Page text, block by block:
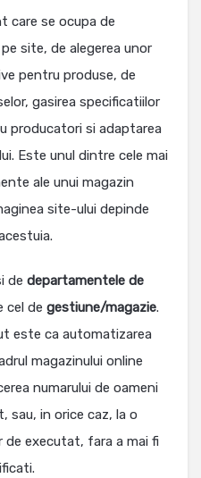
care se ocupa de
site, de alegerea unor
pentru produse, de
gasirea specificatiilor
producatori si adaptarea
Este unul dintre cele mai
ale unui magazin
site-ului depinde
de departamentele de
cel de gestiune/magazie.
este ca automatizarea
magazinului online
numarului de oameni
sau, in orice caz, la o
de executat, fara a mai fi